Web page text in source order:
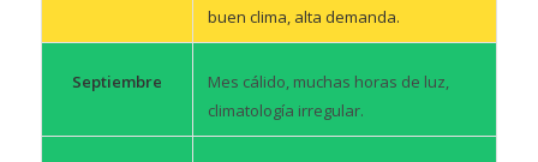
buen clima, alta demanda.
Septiembre
Mes cálido, muchas horas de luz,
climatología irregular.